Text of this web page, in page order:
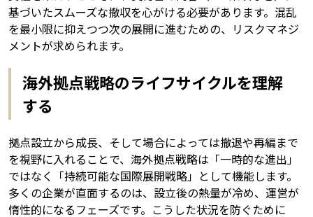
基づいたスムーズな撤収を心がける必要があります。混乱
を最小限に抑えつつ次の展開に進むための、リスクマネジ
メントが求められます。
海外拠点戦略のライフサイクルを理解
する
拠点設立から成長、そして場合によっては撤退や再編まで
を視野に入れることで、海外拠点戦略は「一時的な進出」
ではなく「持続可能な国際展開戦略」として機能します。
多くの企業が直面するのは、設立後の熱量が冷め、運営が
惰性的になるフェーズです。こうした状況を防ぐために